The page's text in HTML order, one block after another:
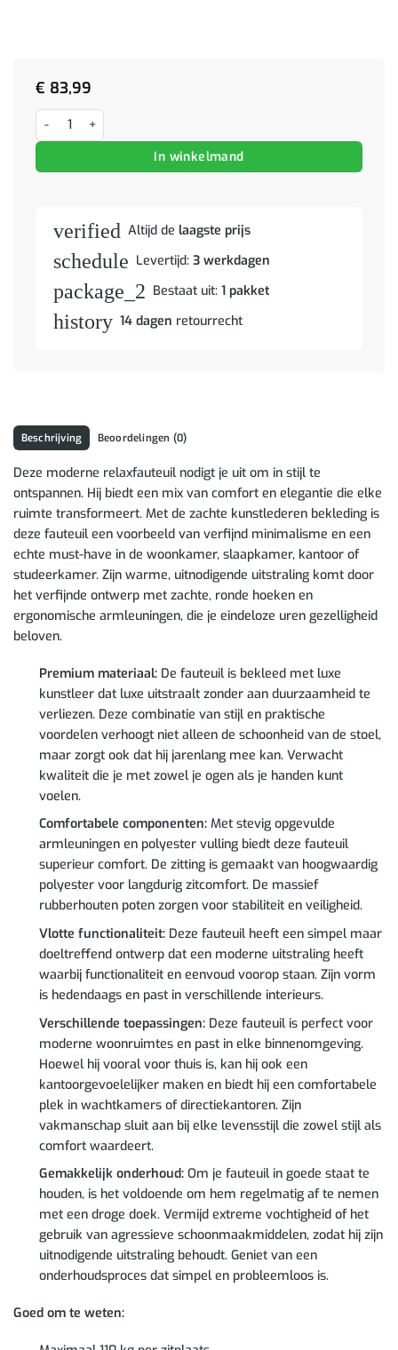
€ 83,99
Relaxstoel kunstleer grijs aantal
In winkelmand
verified Altijd de laagste prijs
schedule Levertijd: 3 werkdagen
package_2 Bestaat uit: 1 pakket
history 14 dagen retourrecht
Beschrijving Beoordelingen (0)
Deze moderne relaxfauteuil nodigt je uit om in stijl te
ontspannen. Hij biedt een mix van comfort en elegantie die elke
ruimte transformeert. Met de zachte kunstlederen bekleding is
deze fauteuil een voorbeeld van verfijnd minimalisme en een
echte must-have in de woonkamer, slaapkamer, kantoor of
studeerkamer. Zijn warme, uitnodigende uitstraling komt door
het verfijnde ontwerp met zachte, ronde hoeken en
ergonomische armleuningen, die je eindeloze uren gezelligheid
beloven.
Premium materiaal:De fauteuil is bekleed met luxe
kunstleer dat luxe uitstraalt zonder aan duurzaamheid te
verliezen. Deze combinatie van stijl en praktische
voordelen verhoogt niet alleen de schoonheid van de stoel,
maar zorgt ook dat hij jarenlang mee kan. Verwacht
kwaliteit die je met zowel je ogen als je handen kunt
voelen.
Comfortabele componenten:Met stevig opgevulde
armleuningen en polyester vulling biedt deze fauteuil
superieur comfort. De zitting is gemaakt van hoogwaardig
polyester voor langdurig zitcomfort. De massief
rubberhouten poten zorgen voor stabiliteit en veiligheid.
Vlotte functionaliteit:Deze fauteuil heeft een simpel maar
doeltreffend ontwerp dat een moderne uitstraling heeft
waarbij functionaliteit en eenvoud voorop staan. Zijn vorm
is hedendaags en past in verschillende interieurs.
Verschillende toepassingen:Deze fauteuil is perfect voor
moderne woonruimtes en past in elke binnenomgeving.
Hoewel hij vooral voor thuis is, kan hij ook een
kantoorgevoelelijker maken en biedt hij een comfortabele
plek in wachtkamers of directiekantoren. Zijn
vakmanschap sluit aan bij elke levensstijl die zowel stijl als
comfort waardeert.
Gemakkelijk onderhoud:Om je fauteuil in goede staat te
houden, is het voldoende om hem regelmatig af te nemen
met een droge doek. Vermijd extreme vochtigheid of het
gebruik van agressieve schoonmaakmiddelen, zodat hij zijn
uitnodigende uitstraling behoudt. Geniet van een
onderhoudsproces dat simpel en probleemloos is.
Goed om te weten: